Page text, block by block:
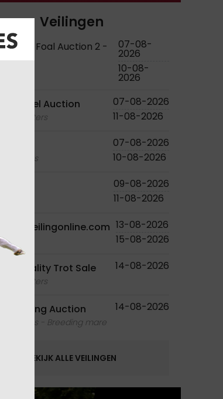
Veilingen
Online Foal Auction 2 -
07-08-
2026
10-08-
2026
Nagel Auction
youngsters
07-08-2026
11-08-2026
embryos
07-08-2026
10-08-2026
09-08-2026
11-08-2026
13-08-2026
15-08-2026
Quality Trot Sale
youngsters
14-08-2026
Auction
embryos - Breeding mare
14-08-2026
BEKIJK ALLE VEILINGEN